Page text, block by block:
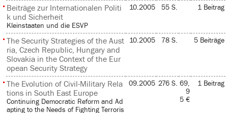
Beiträge zur Internationalen Politi
k und Sicherheit
Kleinstaaten und die ESVP
10.2005 55 S. 1 Beitrag
The Security Strategies of the Aust
ria, Czech Republic, Hungary and
Slovakia in the Context of the Eur
opean Security Strategy
10.2005 78 S. 5 Beiträge
The Evolution of Civil-Military Rela
tions in South East Europe
Continuing Democratic Reform and Ad
apting to the Needs of Fighting Terroris
09.2005 276 S. 69,
9
5 €
1 Beitrag